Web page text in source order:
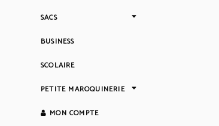
SACS
BUSINESS
SCOLAIRE
PETITE MAROQUINERIE
MON COMPTE